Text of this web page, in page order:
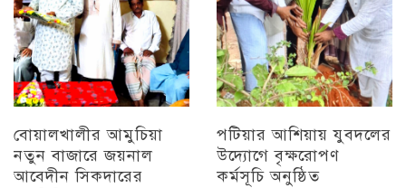
বোয়ালখালীর আমুচিয়া
নতুন বাজারে জয়নাল
আবেদীন সিকদারের
পটিয়ার আশিয়ায় যুবদলের
উদ্যোগে বৃক্ষরোপণ
কর্মসূচি অনুষ্ঠিত